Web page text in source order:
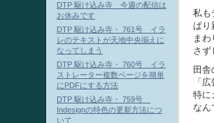
私も
ぱり
ま
さず
田
「
特に
なん
DTP 駆け込み寺 今週の配信は
お休みです
DTP 駆け込み寺・ 761号 イラ
レのテキストが天地中央揃えに
なってしまう
DTP 駆け込み寺・ 760号 イラ
ストレーター複数ページを簡単
にPDFにする方法
DTP 駆け込み寺・ 759号
Indesignの特色の更新方法につ
いて